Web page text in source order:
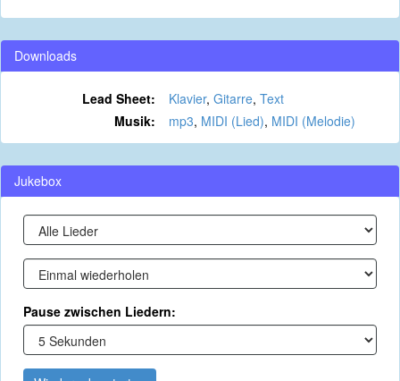
Downloads
Lead Sheet: Klavier, Gitarre, Text
Musik:
mp3, MIDI (Lied), MIDI (Melodie)
Jukebox
Pause zwischen Liedern: